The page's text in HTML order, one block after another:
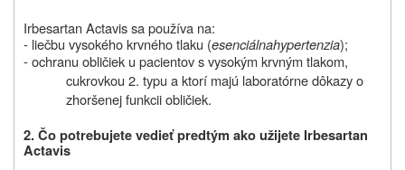
Irbesartan Actavis sa používa na:
- liečbu vysokého krvného tlaku (esenciálnahypertenzia);
- ochranu obličiek u pacientov s vysokým krvným tlakom,
cukrovkou 2. typu a ktorí majú laboratórne dôkazy o
zhoršenej funkcii obličiek.
2.Čo potrebujete vedieť predtým ako užijete Irbesartan
Actavis